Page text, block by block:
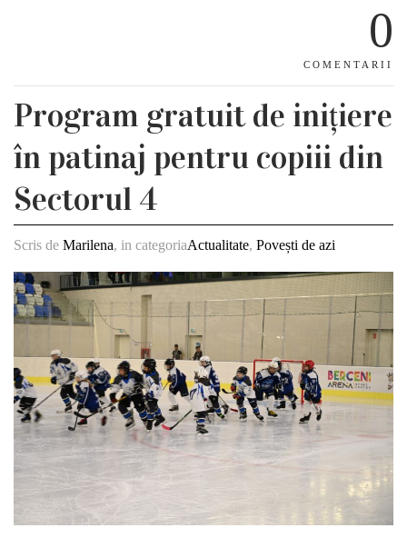
0
COMENTARII
Program gratuit de inițiere
în patinaj pentru copiii din
Sectorul 4
Scris de Marilena, in categoriaActualitate, Povești de azi